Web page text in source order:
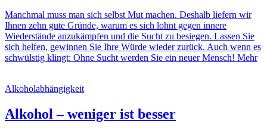
Manchmal muss man sich selbst Mut machen. Deshalb liefern wir
Ihnen zehn gute Gründe, warum es sich lohnt gegen innere
Wiederstände anzukämpfen und die Sucht zu besiegen. Lassen Sie
sich helfen, gewinnen Sie Ihre Würde wieder zurück. Auch wenn es
schwülstig klingt: Ohne Sucht werden Sie ein neuer Mensch! Mehr
Alkoholabhängigkeit
Alkohol – weniger ist besser